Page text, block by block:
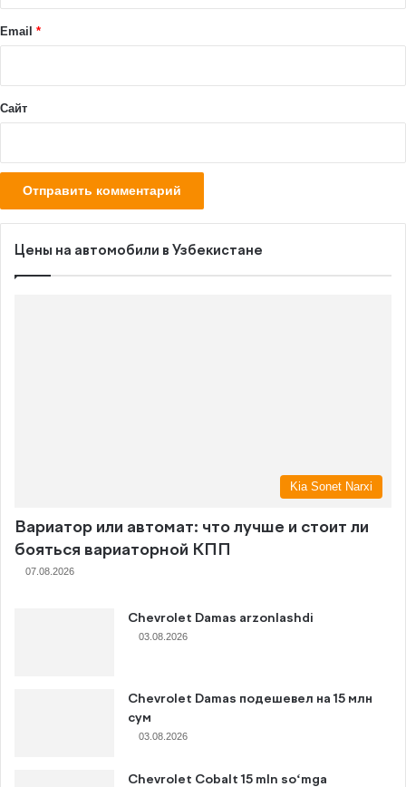
йEmail *
Сайт
Цены на автомобили в Узбекистане
Kia Sonet Narxi
Вариатор или автомат: что лучше и стоит ли
бояться вариаторной КПП
07.08.2026
Chevrolet Damas arzonlashdi
03.08.2026
Chevrolet Damas подешевел на 15 млн
сум
03.08.2026
Chevrolet Cobalt 15 mln so‘mga